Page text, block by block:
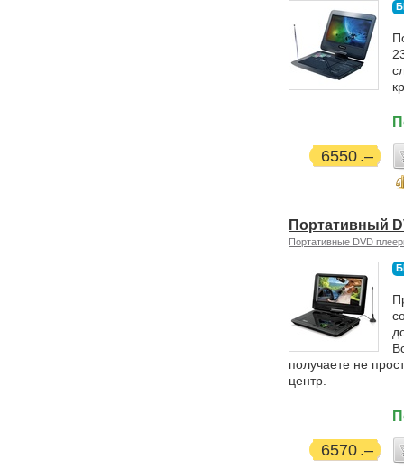
6550
Портативный
Портативные DVD
получаете не
центр.
6570